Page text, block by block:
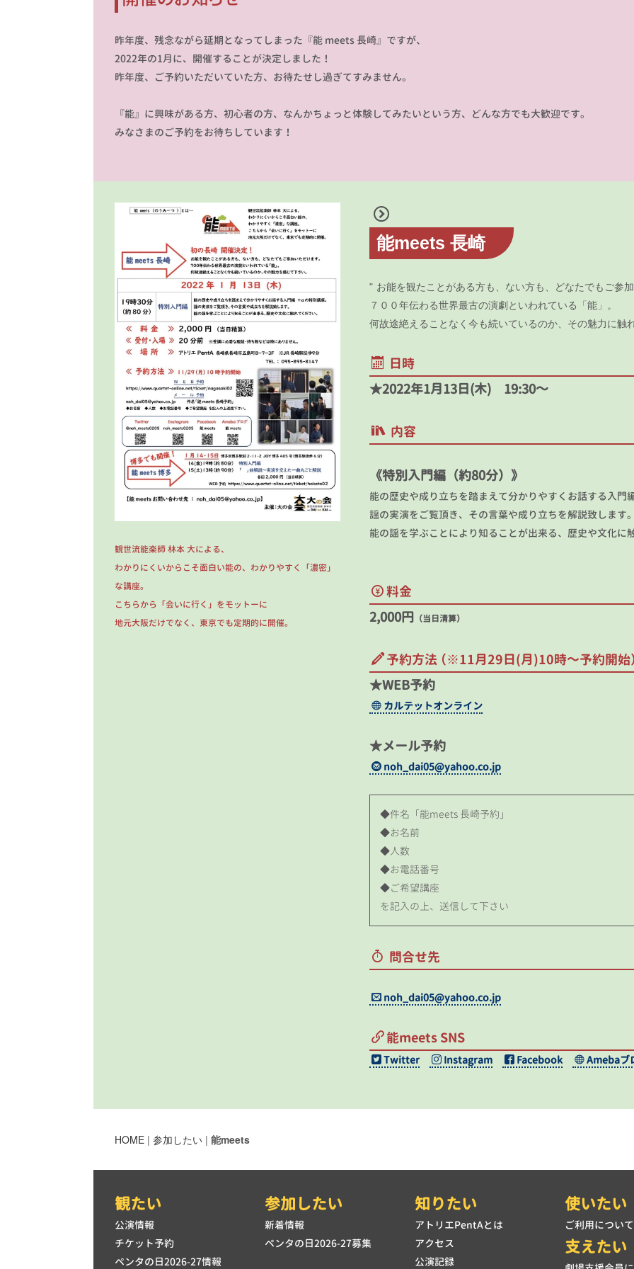
昨年度、残念ながら延期となってしまった『能 meets 長崎』ですが、
2022年の1月に、開催することが決定しました！
昨年度、ご予約いただいていた方、お待たせし過ぎてすみません。
『能』に興味がある方、初心者の方、なんかちょっと体験してみたいという方、どんな方でも大歓迎です。
みなさまのご予約をお待ちしています！
観世流能楽師 林本 大による、
わかりにくいからこそ面白い能の、わかりやすく「濃密」
な講座。
こちらから「会いに行く」をモットーに
地元大阪だけでなく、東京でも定期的に開催。
能meets 長崎
お能を観たことがある方も、ない方も、どなたでもご参
７００年伝わる世界最古の演劇といわれている「能」。
何故途絶えることなく今も続いているのか、その魅力に触
日時
★2022年1月13日(木) 19:30～
内容
《特別入門編（約80分）》
能の歴史や成り立ちを踏まえて分かりやすくお話する入門
謡の実演をご覧頂き、その言葉や成り立ちを解説致します
能の謡を学ぶことにより知ることが出来る、歴史や文化に
料金
2,000円 （当日清算）
予約方法 （※11月29日(月)10時～予約開始
★WEB予約
カルテットオンライン
★メール予約
noh_dai05@yahoo.co.jp
◆件名「能meets 長崎予約」
◆お名前
◆人数
◆お電話番号
◆ご希望講座
を記入の上、送信して下さい
問合せ先
noh_dai05@yahoo.co.jp
能meets SNS
Twitter Instagram Facebook Amebaブ
HOME | 参加したい | 能meets
観たい
公演情報
チケット予約
ペンタの日2026-27情報
参加したい
新着情報
ペンタの日2026-27募集
知りたい
アトリエPentAとは
アクセス
公演記録
使いたい
ご利用について
支えたい